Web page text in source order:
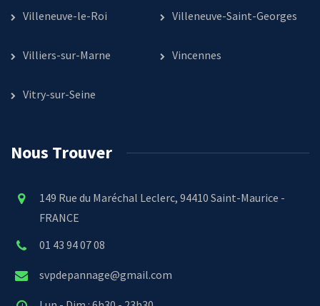
Villeneuve-le-Roi Villeneuve-Saint-Georges
Villiers-sur-Marne Vincennes
Vitry-sur-Seine
Nous Trouver
149 Rue du Maréchal Leclerc, 94410 Saint-Maurice -
FRANCE
01 43 94 07 08
svpdepannage@gmail.com